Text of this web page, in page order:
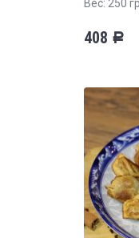
Вес: 250 гр.
408 Р